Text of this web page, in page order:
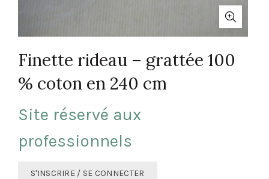
Finette rideau – grattée 100
% coton en 240 cm
Site réservé aux
professionnels
S'INSCRIRE / SE CONNECTER